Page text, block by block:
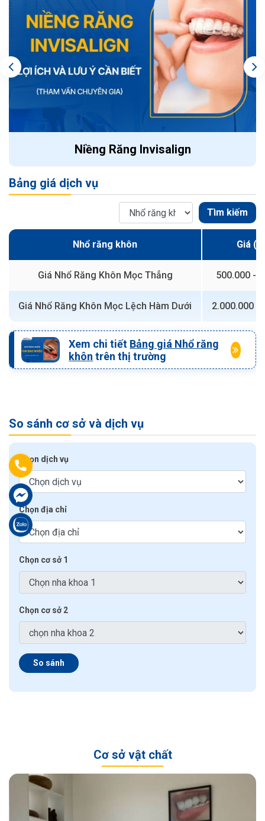
Niềng Răng Invisalign
Bảng giá dịch vụ
Tìm kiếm
Nhổ răng khôn Giá
Giá Nhổ Răng Khôn Mọc Thẳng 500.000 -
Giá Nhổ Răng Khôn Mọc Lệch Hàm Dưới 2.000.000 -
Xem chi tiết Bảng giá Nhổ răng
khôn trên thị trường
So sánh cơ sở và dịch vụ
Chọn dịch vụ
Chọn địa chỉ
Chọn cơ sở 1
Chọn cơ sở 2
So sánh
Cơ sở vật chất